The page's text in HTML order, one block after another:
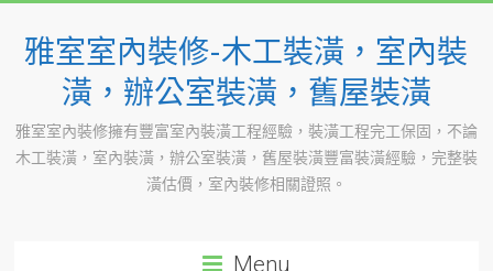
content
雅室室內裝修-木工裝潢，室內裝
潢，辦公室裝潢，舊屋裝潢
雅室室內裝修擁有豐富室內裝潢工程經驗，裝潢工程完工保固，不論
木工裝潢，室內裝潢，辦公室裝潢，舊屋裝潢豐富裝潢經驗，完整裝
潢估價，室內裝修相關證照。
Menu